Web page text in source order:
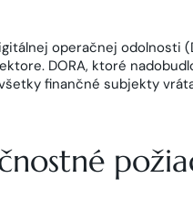
operačnej odolnosti
DORA, ktoré
finančné subjekty